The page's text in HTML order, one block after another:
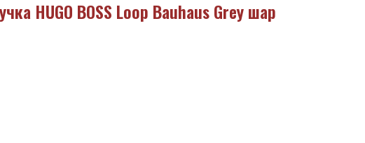
HUGO BOSS Loop Bauhaus Grey шар